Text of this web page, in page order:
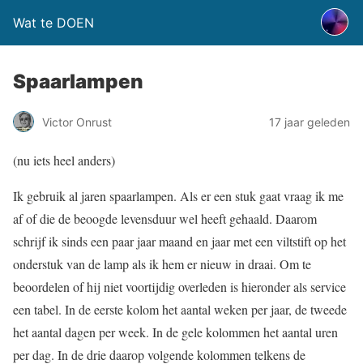
Wat te DOEN
Spaarlampen
Victor Onrust 17 jaar geleden
(nu iets heel anders)
Ik gebruik al jaren spaarlampen. Als er een stuk gaat vraag ik me
af of die de beoogde levensduur wel heeft gehaald. Daarom
schrijf ik sinds een paar jaar maand en jaar met een viltstift op het
onderstuk van de lamp als ik hem er nieuw in draai. Om te
beoordelen of hij niet voortijdig overleden is hieronder als service
een tabel. In de eerste kolom het aantal weken per jaar, de tweede
het aantal dagen per week. In de gele kolommen het aantal uren
per dag. In de drie daarop volgende kolommen telkens de